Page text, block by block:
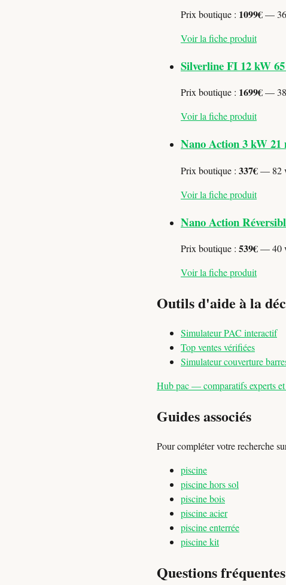
Prix boutique : 1099€— 36
Voir la fiche produit
Silverline FI 12 kW 65
Prix boutique : 1699€— 38
Voir la fiche produit
Nano Action 3 kW 21
Prix boutique : 337€— 82
Voir la fiche produit
Nano Action
Prix boutique : 539€— 40
Voir la fiche produit
Outils d'aide à la
Simulateur PAC interactif
Top ventes vérifiées
Simulateur couverture
Hub pac — comparatifs experts
Guides associés
Pour compléter votre recherche
piscine
piscine hors sol
piscine bois
piscine acier
piscine enterrée
piscine kit
Questions